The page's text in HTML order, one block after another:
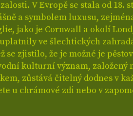
V Evropě se stala od 18.
a symbolem luxusu,
jako je Cornwall a okolí
ve šlechtických
se zjistilo, že je možné je
kulturní význam, založený
zůstává čitelný dodnes v
u chrámové zdi nebo v